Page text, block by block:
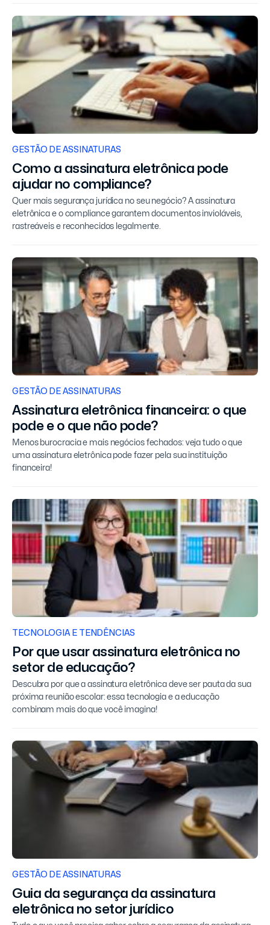
GESTÃO DE ASSINATURAS
Como a assinatura eletrônica pode
ajudar no compliance?
Quer mais segurança jurídica no seu negócio? A assinatura
eletrônica e o compliance garantem documentos invioláveis,
rastreáveis e reconhecidos legalmente.
GESTÃO DE ASSINATURAS
Assinatura eletrônica financeira: o que
pode e o que não pode?
Menos burocracia e mais negócios fechados: veja tudo o que
uma assinatura eletrônica pode fazer pela sua instituição
financeira!
TECNOLOGIA E TENDÊNCIAS
Por que usar assinatura eletrônica no
setor de educação?
Descubra por que a assinatura eletrônica deve ser pauta da sua
próxima reunião escolar: essa tecnologia e a educação
combinam mais do que você imagina!
GESTÃO DE ASSINATURAS
Guia da segurança da assinatura
eletrônica no setor jurídico